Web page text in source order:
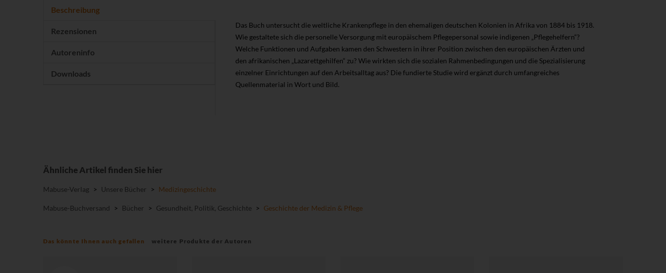
Beschreibung
Rezensionen
Autoreninfo
Downloads
Das Buch untersucht die weltliche Krankenpflege in den ehemaligen deutschen Kolonien in Afrika von 1884 bis 1918.
Wie gestaltete sich die personelle Versorgung mit europäischem Pflegepersonal sowie indigenen „Pflegehelfern“?
Welche Funktionen und Aufgaben kamen den Schwestern in ihrer Position zwischen den europäischen Ärzten und
den afrikanischen „Lazarettgehilfen“ zu? Wie wirkten sich die sozialen Rahmenbedingungen und die Spezialisierung
einzelner Einrichtungen auf den Arbeitsalltag aus? Die fundierte Studie wird ergänzt durch umfangreiches
Quellenmaterial in Wort und Bild.
Ähnliche Artikel finden Sie hier
Mabuse-Verlag > Unsere Bücher > Medizingeschichte
Mabuse-Buchversand > Bücher > Gesundheit, Politik, Geschichte > Geschichte der Medizin & Pflege
Das könnte Ihnen auch gefallen weitere Produkte der Autoren